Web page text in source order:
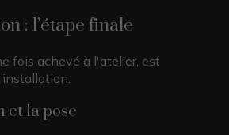
: l’étape finale
fois achevé à l'atelier, est
installation.
et la pose